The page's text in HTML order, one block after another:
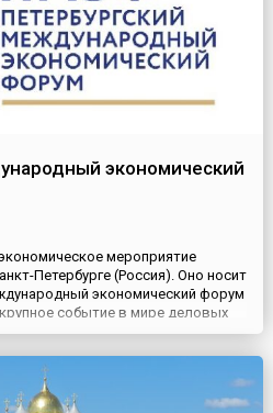
экономический
мероприятие
Петербурге (Россия). Оно носит
экономический форум
событие в мире деловых
с 1997 года, когда оно было
экономической сферы,